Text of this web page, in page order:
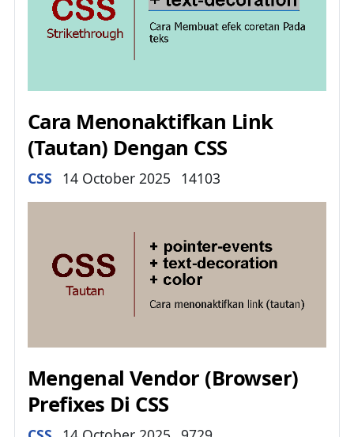
Cara Menonaktifkan Link
(Tautan) Dengan CSS
Details
CSS 14 October 2025 14103
Mengenal Vendor (Browser)
Prefixes Di CSS